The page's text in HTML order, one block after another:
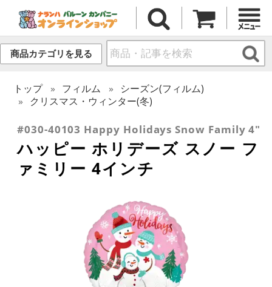
商品カテゴリを見る
トップ フィルム
シーズン(フィルム)
クリスマス・ウィンター(冬)
#030-40103 Happy Holidays Snow Family 4"
ハッピー ホリデーズ スノー フ
ァミリー 4インチ